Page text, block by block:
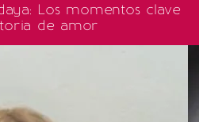
Los momentos clave
de amor